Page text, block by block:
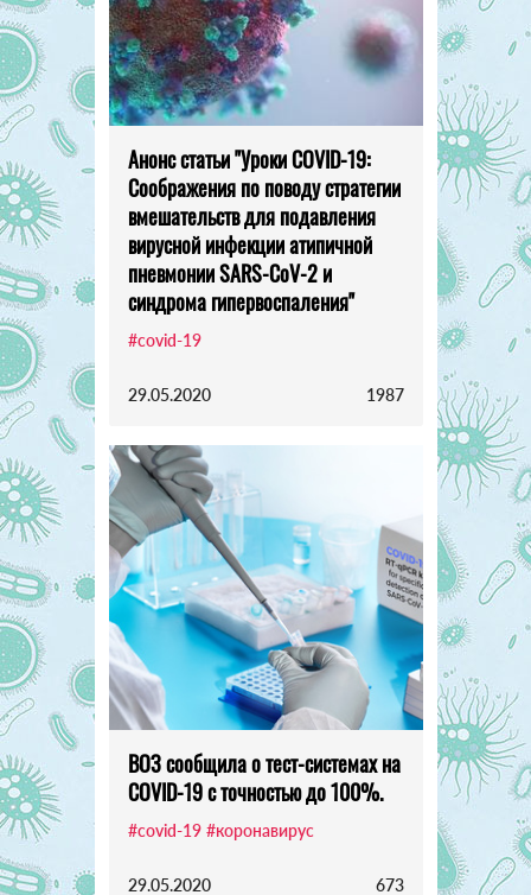
Анонс статьи "Уроки COVID-19:
Соображения по поводу стратегии
вмешательств для подавления
вирусной инфекции атипичной
пневмонии SARS-CoV-2 и
синдрома гипервоспаления"
#covid-19
29.05.2020 1987
ВОЗ сообщила о тест-системах на
COVID-19 с точностью до 100%.
#covid-19 #коронавирус
29.05.2020 673